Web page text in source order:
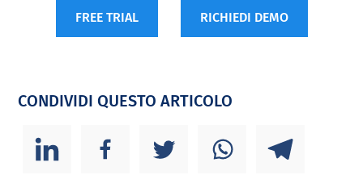
FREE TRIAL RICHIEDI DEMO
CONDIVIDI QUESTO ARTICOLO